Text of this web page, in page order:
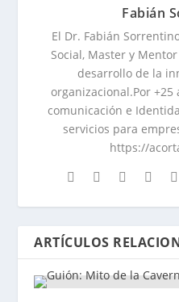
Fabián
El Dr. Fabián
Social, Master y
desarrollo de la
organizacional.Por
comunicación e
servicios para
https://
ARTÍCULOS